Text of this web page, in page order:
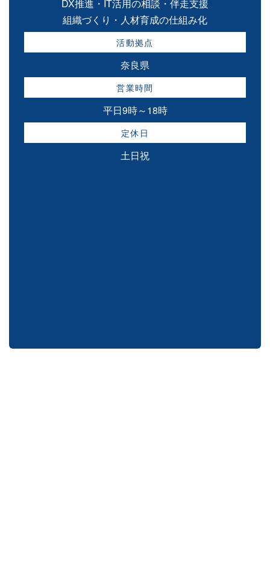
DX推進・IT活用の相談・伴走支援
組織づくり・人材育成の仕組み化
活動拠点
奈良県
営業時間
平日9時～18時
定休日
土日祝